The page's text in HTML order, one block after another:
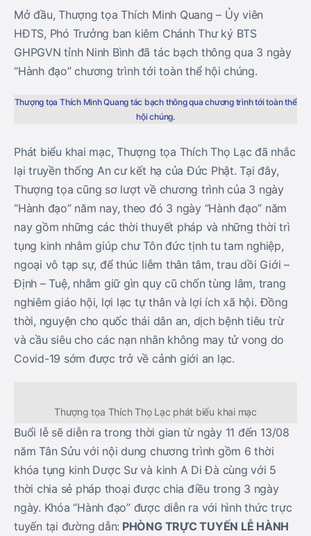
Mở đầu, Thượng tọa Thích Minh Quang – Ủy viên
HĐTS, Phó Trưởng ban kiêm Chánh Thư ký BTS
GHPGVN tỉnh Ninh Bình đã tác bạch thông qua 3 ngày
“Hành đạo” chương trình tới toàn thể hội chúng.
Thượng tọa Thích Minh Quang tác bạch thông qua chương trình tới toàn thể
hội chúng.
Phát biểu khai mạc, Thượng tọa Thích Thọ Lạc đã nhắc
lại truyền thống An cư kết hạ của Đức Phật. Tại đây,
Thượng tọa cũng sơ lượt về chương trình của 3 ngày
“Hành đạo” năm nay, theo đó 3 ngày “Hành đạo” năm
nay gồm những các thời thuyết pháp và những thời trì
tụng kinh nhằm giúp chư Tôn đức tịnh tu tam nghiệp,
ngoại vô tạp sự, để thúc liễm thân tâm, trau dồi Giới –
Định – Tuệ, nhằm giữ gìn quy cũ chốn tùng lâm, trang
nghiêm giáo hội, lợi lạc tự thân và lợi ích xã hội. Đồng
thời, nguyện cho quốc thái dân an, dịch bệnh tiêu trừ
và cầu siêu cho các nạn nhân không may tử vong do
Covid-19 sớm được trở về cảnh giới an lạc.
Thượng tọa Thích Thọ Lạc phát biểu khai mạc
Buổi lễ sẽ diễn ra trong thời gian từ ngày 11 đến 13/08
năm Tân Sửu với nội dung chương trình gồm 6 thời
khóa tụng kinh Dược Sư và kinh A Di Đà cùng với 5
thời chia sẻ pháp thoại được chia điều trong 3 ngày
ngày. Khóa “Hành đạo” được diễn ra với hình thức trực
tuyến tại đường dẫn: PHÒNG TRỰC TUYẾN LỄ HÀNH